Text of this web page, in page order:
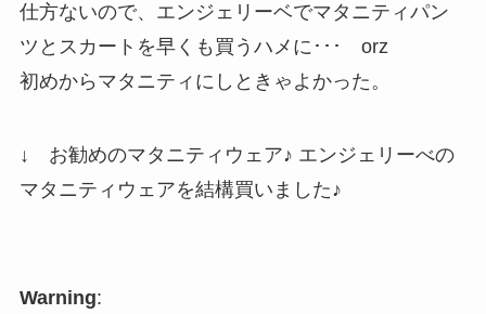
仕方ないので、エンジェリーベでマタニティパン
ツとスカートを早くも買うハメに･･･ orz
初めからマタニティにしときゃよかった。
↓ お勧めのマタニティウェア♪ エンジェリーべの
マタニティウェアを結構買いました♪
Warning: